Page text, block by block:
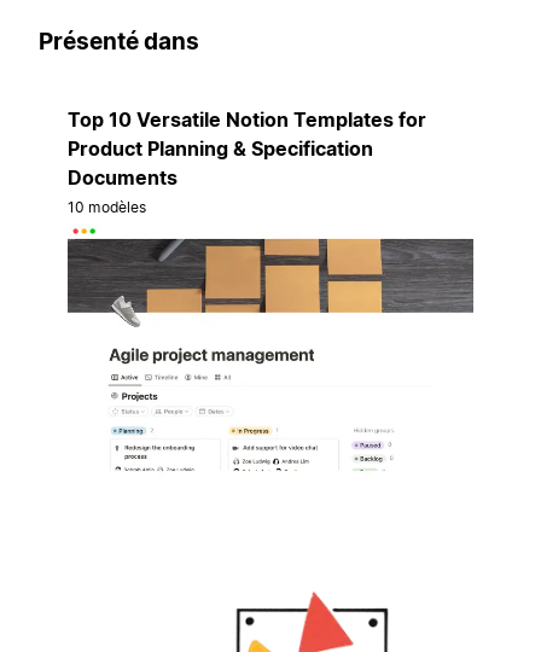
Présenté dans
Top 10 Versatile Notion Templates for
Product Planning & Specification
Documents
10 modèles